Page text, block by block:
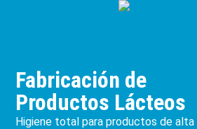
Fabricación de
Productos Lácteos
Higiene total para productos de alta